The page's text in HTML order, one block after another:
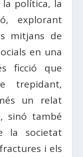
política, la
explorant
mitjans de
en una
ficció que
trepidant,
un relat
sinó també
la societat
i els